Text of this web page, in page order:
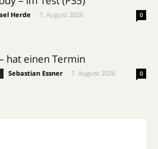
Herde 7. August 2026 0
hat einen Termin
Sebastian Essner 7. August 2026 0